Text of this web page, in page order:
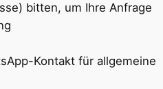
bitten, um Ihre Anfrage
Kontakt für allgemeine